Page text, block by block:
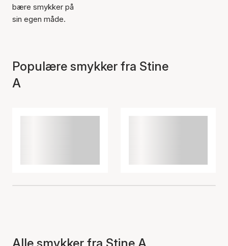
bære smykker på
sin egen måde.
Populære smykker fra Stine
A